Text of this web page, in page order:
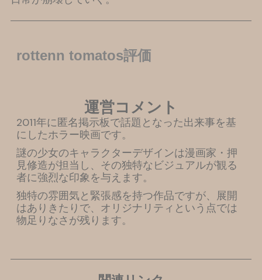
rottenn tomatos評価
運営コメント
2011年に匿名掲示板で話題となった出来事を基
にしたホラー映画です。
謎の少女のキャラクターデザインは漫画家・押
見修造が担当し、その独特なビジュアルが観る
者に強烈な印象を与えます。
独特の雰囲気と緊張感を持つ作品ですが、展開
はありきたりで、オリジナリティという点では
物足りなさが残ります。